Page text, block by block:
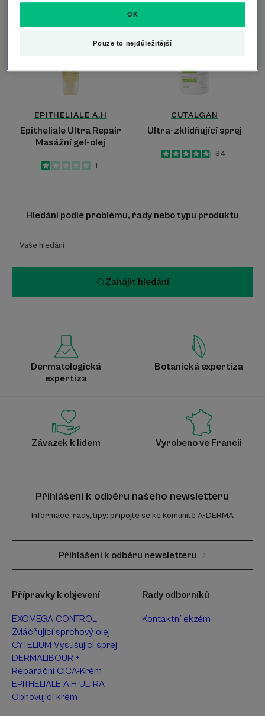
Ultra
EPITHELIALE A.H
Epitheliale Ultra Repair
Masážní gel-olej
1/51
zklidňující
CUTALGAN
Ultra-zklidňující sprej
4.9
/
5
34
Hledání podle problému, řady nebo typu produktu
Zahájit hledání
Dermatologická
expertíza
Botanická expertíza
Závazek k lidem Vyrobeno ve Francii
Přihlášení k odběru našeho newsletteru
Informace, rady, tipy: připojte se ke komunitě A-DERMA
Přihlášení k odběru newsletteru
Přípravky k objevení
EXOMEGA CONTROL
Zvláčňující sprchový olej
CYTELIUM Vysušující sprej
DERMALIBOUR +
Reparační CICA-Krém
EPITHELIALE A.H ULTRA
Obnovující krém
Rady odborníků
Kontaktní ekzém
Pouze to nejdůležitější
OK